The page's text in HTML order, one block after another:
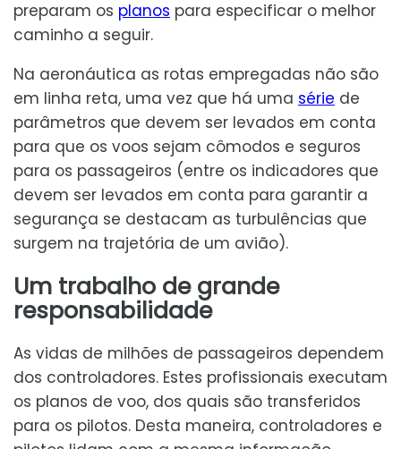
preparam os planos para especificar o melhor
caminho a seguir.
Na aeronáutica as rotas empregadas não são
em linha reta, uma vez que há uma série de
parâmetros que devem ser levados em conta
para que os voos sejam cômodos e seguros
para os passageiros (entre os indicadores que
devem ser levados em conta para garantir a
segurança se destacam as turbulências que
surgem na trajetória de um avião).
Um trabalho de grande
responsabilidade
As vidas de milhões de passageiros dependem
dos controladores. Estes profissionais executam
os planos de voo, dos quais são transferidos
para os pilotos. Desta maneira, controladores e